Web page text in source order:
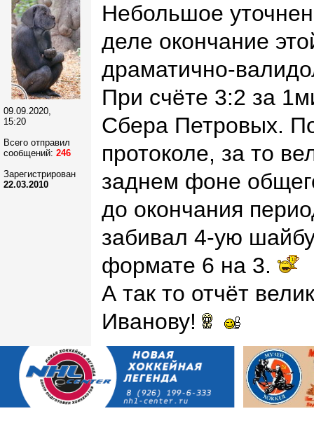
09.09.2020,
15:20
Всего отправил
сообщений: 246
Зарегистрирован
22.03.2010
Небольшое
деле окончание
драматично-
При счёте 3:2 за
Сбера Петровых.
протоколе, за то
заднем фоне
до окончания
забивал 4-ую
формате 6 на 3.
А так то отчёт
Иванову!